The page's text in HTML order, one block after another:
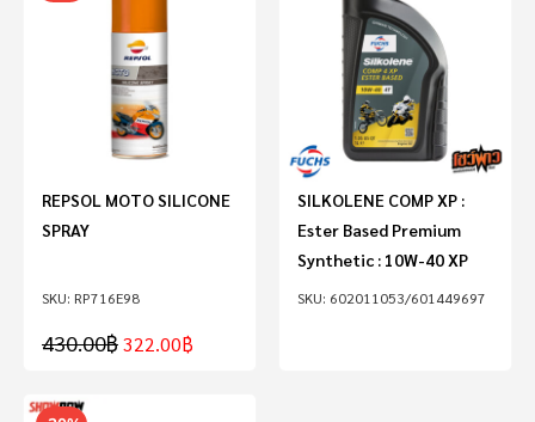
RP716E98
REPSOL MOTO SILICONE
SPRAY
430.00฿322.00฿
602011053/601449697
SILKOLENE COMP XP :
Ester Based Premium
Synthetic : 10W-40 XP